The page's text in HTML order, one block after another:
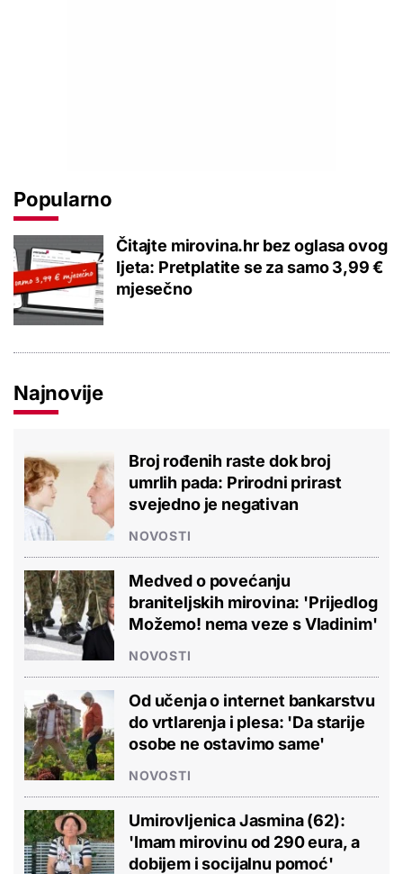
Popularno
Čitajte mirovina.hr bez oglasa ovog
ljeta: Pretplatite se za samo 3,99 €
mjesečno
Najnovije
Broj rođenih raste dok broj
umrlih pada: Prirodni prirast
svejedno je negativan
NOVOSTI
Medved o povećanju
braniteljskih mirovina: 'Prijedlog
Možemo! nema veze s Vladinim'
NOVOSTI
Od učenja o internet bankarstvu
do vrtlarenja i plesa: 'Da starije
osobe ne ostavimo same'
NOVOSTI
Umirovljenica Jasmina (62):
'Imam mirovinu od 290 eura, a
dobijem i socijalnu pomoć'